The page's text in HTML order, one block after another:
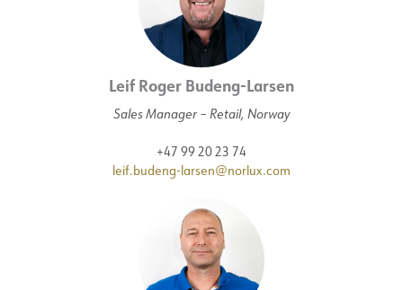
Leif Roger Budeng-Larsen
Sales Manager – Retail, Norway
+47 99 20 23 74
leif.budeng-larsen@norlux.com